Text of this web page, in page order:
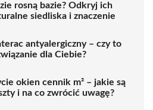
rosną bazie? Odkryj ich
siedliska i znaczenie
antyalergiczny – czy to
dla Ciebie?
okien cennik m² – jakie są
i na co zwrócić uwagę?